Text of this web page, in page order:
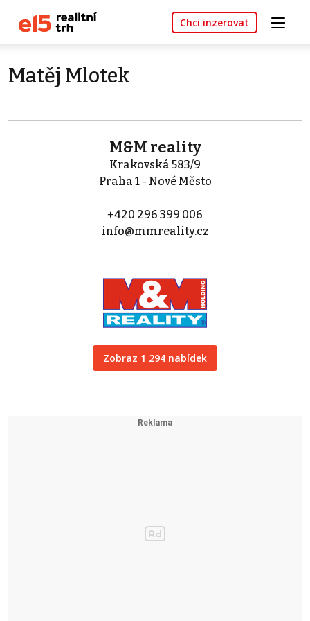
Chci inzerovat
Matěj Mlotek
M&M reality
Krakovská 583/9
Praha 1 - Nové Město
+420 296 399 006
info@mmreality.cz
Zobraz 1 294 nabídek